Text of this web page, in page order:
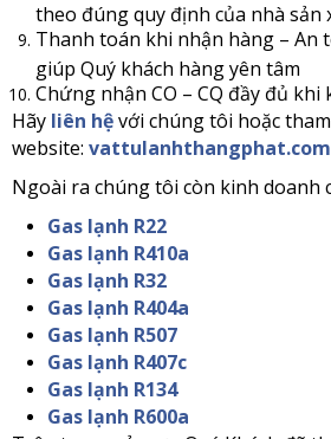
theo đúng quy định của nhà sản
Thanh toán khi nhận hàng – An
giúp Quý khách hàng yên tâm
Chứng nhận CO – CQ đầy đủ khi
Hãy liên hệvới chúng tôi hoặc
website: vattulanhthangphat.com
Ngoài ra chúng tôi còn kinh doanh
Gas lạnh R22
Gas lạnh R410a
Gas lạnh R32
Gas lạnh R404a
Gas lạnh R507
Gas lạnh R407c
Gas lạnh R134
Gas lạnh R600a